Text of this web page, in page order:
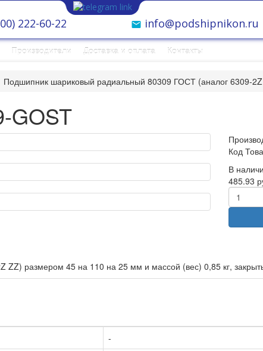
222-60-22 info@podshipnikon.ru
Производители Доставка и оплата Контакты
Подшипник шариковый радиальный 80309 ГОСТ (аналог 6309-
GOST
Код
В
485.93
размером 45 на 110 на 25 мм и массой (вес) 0,85 кг,
-